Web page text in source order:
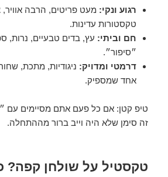
רגוע ונקי: מעט פריטים, הרבה
טקסטורות עדינות.
חם וביתי: עץ, בדים טבעיים, נרות,
״סיפור״.
דרמטי ומדויק: ניגודיות, מתכת,
אחד שמספיק.
טיפ קטן: אם כל פעם אתם מסיימים עם
זה סימן שלא היה וייב ברור מההתחלה.
טקסטיל על שולחן קפה?